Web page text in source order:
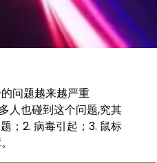
问题越来越严重
人也碰到这个问题,究其
；2. 病毒引起；3. 鼠标